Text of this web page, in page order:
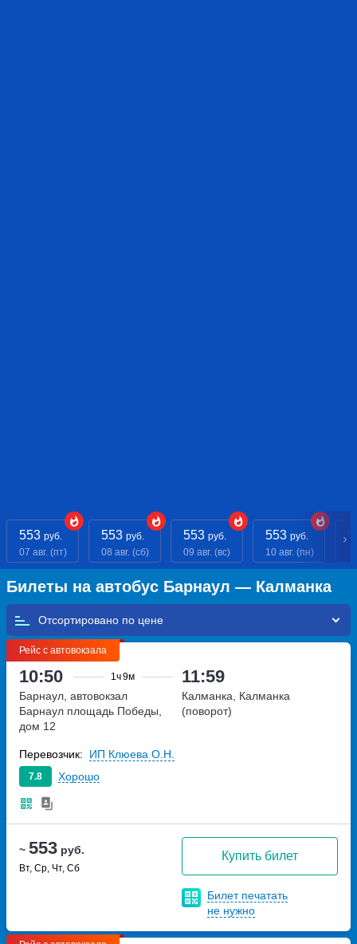
553 руб.
07 авг. (пт)
553 руб.
08 авг. (сб)
553 руб.
09 авг. (вс)
553 руб.
10 авг. (пн)
Билеты на автобус Барнаул — Калманка
Отсортировано по
Рейс с автовокзала
10:50 1ч9м 11:59
~ 553 руб.
Вт, Ср, Чт, Сб
Купить билет
Билет печатать
не нужно
Барнаул, автовокзал
Барнаул площадь Победы,
дом 12
Калманка, Калманка
(поворот)
7.8 Хорошо
Перевозчик: ИП Клюева О.Н.